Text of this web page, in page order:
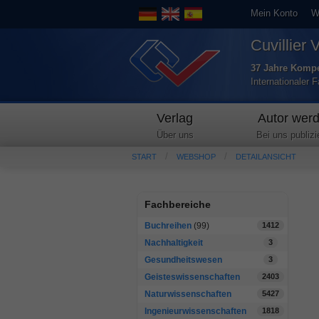
Mein Konto
Cuvillier
37 Jahre
Internationaler
Verlag
Über uns
Autor
Bei uns
START WEBSHOP DETAILANSICHT
Fachbereiche
Buchreihen (99) 1412
Nachhaltigkeit 3
Gesundheitswesen 3
Geisteswissenschaften 2403
Naturwissenschaften 5427
Ingenieurwissenschaften 1818